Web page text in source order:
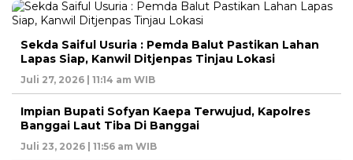
Sekda Saiful Usuria : Pemda Balut Pastikan Lahan
Lapas Siap, Kanwil Ditjenpas Tinjau Lokasi
Juli 27, 2026 | 11:14 am WIB
Impian Bupati Sofyan Kaepa Terwujud, Kapolres
Banggai Laut Tiba Di Banggai
Juli 23, 2026 | 11:56 am WIB